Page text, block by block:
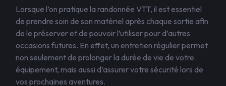
Lorsque l’on pratique la randonnée VTT, il est essentiel
de prendre soin de son matériel après chaque sortie afin
de le préserver et de pouvoir l’utiliser pour d’autres
occasions futures. En effet, un entretien régulier permet
non seulement de prolonger la durée de vie de votre
équipement, mais aussi d’assurer votre sécurité lors de
vos prochaines aventures.